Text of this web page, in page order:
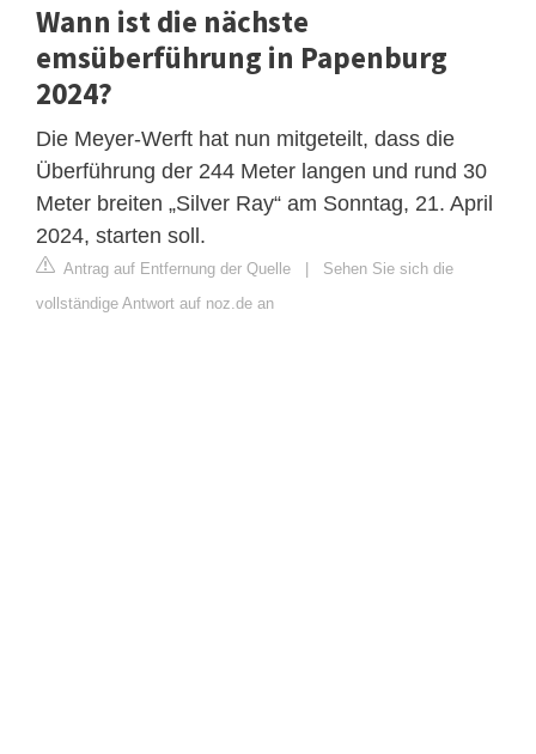
Wann ist die nächste
emsüberführung in Papenburg
2024?
Die Meyer-Werft hat nun mitgeteilt, dass die
Überführung der 244 Meter langen und rund 30
Meter breiten „Silver Ray“ am Sonntag, 21. April
2024, starten soll.
Antrag auf Entfernung der Quelle | Sehen Sie sich die
vollständige Antwort auf noz.de an